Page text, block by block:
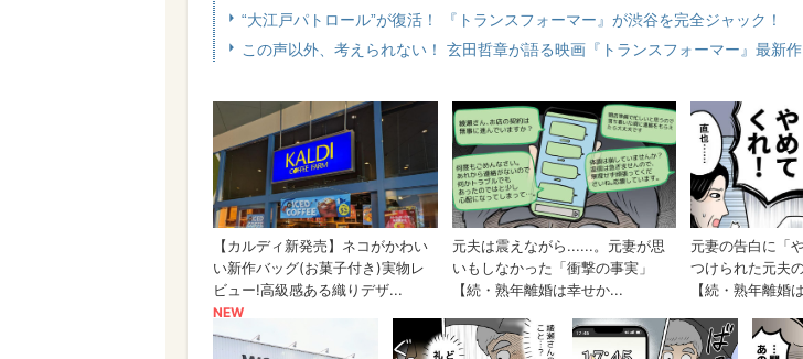
“大江戸パトロール”が復活！ 『トランスフォーマー』が渋谷を完全ジャック！
この声以外、考えられない！ 玄田哲章が語る映画『トランスフォーマー』最新作